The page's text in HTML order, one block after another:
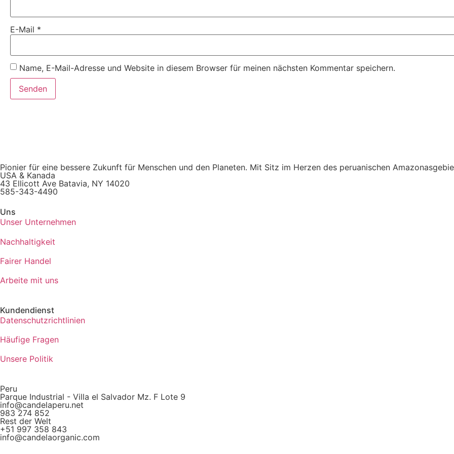
E-Mail *
Name, E-Mail-Adresse und Website in diesem Browser für meinen nächsten Kommentar speichern.
Pionier für eine bessere Zukunft für Menschen und den Planeten. Mit Sitz im Herzen des peruanischen
USA & Kanada
43 Ellicott Ave Batavia, NY 14020
585-343-4490
Uns
Unser Unternehmen
Nachhaltigkeit
Fairer Handel
Arbeite mit uns
Kundendienst
Datenschutzrichtlinien
Häufige Fragen
Unsere Politik
Peru
Parque Industrial - Villa el Salvador Mz. F Lote 9
info@candelaperu.net
983 274 852
Rest der Welt
+51 997 358 843
info@candelaorganic.com